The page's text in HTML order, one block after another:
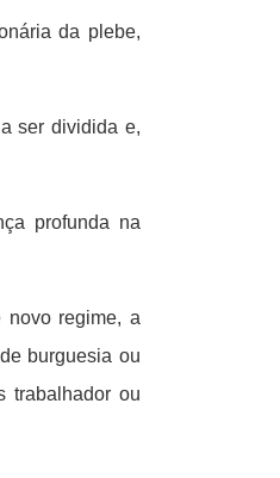
da plebe,
ser dividida e,
profunda na
novo regime, a
burguesia ou
trabalhador ou